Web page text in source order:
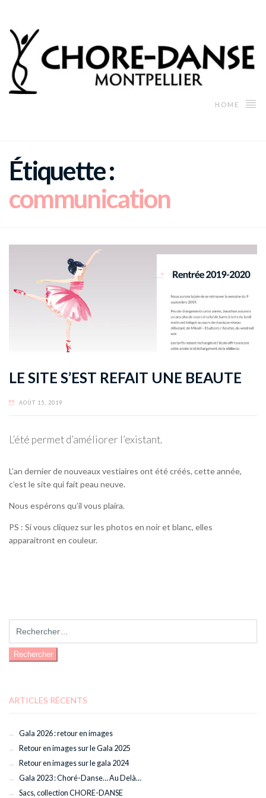
HOME
Étiquette :
communication
LE SITE S’EST REFAIT UNE BEAUTE
AOÛT 15, 2019
L’été permet d’améliorer l’existant.
L’an dernier de nouveaux vestiaires ont été créés, cette année,
c’est le site qui fait peau neuve.
Nous espérons qu’il vous plaira.
PS : Si vous cliquez sur les photos en noir et blanc, elles
apparaitront en couleur.
ARTICLES RÉCENTS
Gala 2026 : retour en images
Retour en images sur le Gala 2025
Retour en images sur le gala 2024
Gala 2023 : Choré-Danse… Au Delà…
Sacs, collection CHORE-DANSE